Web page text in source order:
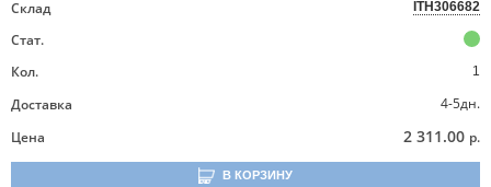
Склад ITH306682
Стат.
Кол.
1
Доставка
4-5дн.
Цена
2 311.00 р.
В КОРЗИНУ